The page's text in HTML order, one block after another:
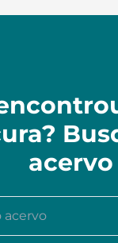
acervo